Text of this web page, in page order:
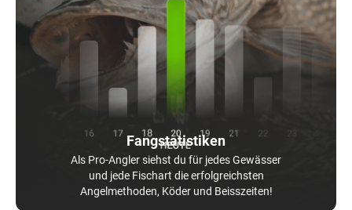
Fangstatistiken
Als Pro-Angler siehst du für jedes Gewässer
und jede Fischart die erfolgreichsten
Angelmethoden, Köder und Beisszeiten!